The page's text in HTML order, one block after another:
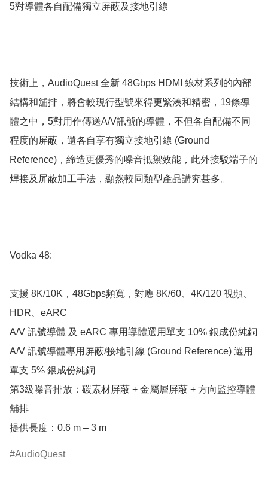
5對導體各自配備獨立屏蔽及接地引線
技術上，AudioQuest 全新 48Gbps HDMI 線材系列的內部
結構和舖排，將會較現行型號來得更緊湊和精密，19條導
體之中，5對用作傳送A/V訊號的導體，不但各自配備不同
程度的屏蔽，還各自享有獨立接地引線 (Ground
Reference)，締造更優秀的噪音抵禦效能，此外接駁端子的
焊接及屏蔽加工手法，顯然較同類型產品講究甚多。
Vodka 48:
支援 8K/10K，48Gbps頻寬，對應 8K/60、4K/120 視頻、
HDR、eARC
A/V 訊號導體 及 eARC 專用導體選用單支 10% 銀成份純銅
A/V 訊號導體專用屏蔽/接地引線 (Ground Reference) 選用
單支 5% 銀成份純銅
第3級噪音排放：碳素材屏蔽 + 金屬層屏蔽 + 方向監控導體
舖排
提供長度：0.6 m – 3 m
AudioQuest